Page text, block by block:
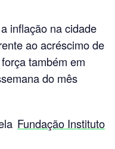
inflação na cidade
ao acréscimo de
também em
do mês
Fundação Instituto